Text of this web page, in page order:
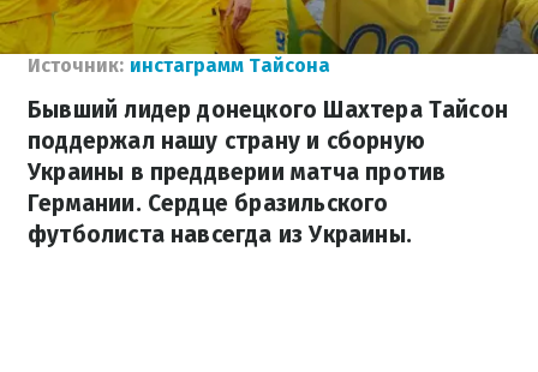
Источник: инстаграмм Тайсона
Бывший лидер донецкого Шахтера Тайсон
поддержал нашу страну и сборную
Украины в преддверии матча против
Германии. Сердце бразильского
футболиста навсегда из Украины.